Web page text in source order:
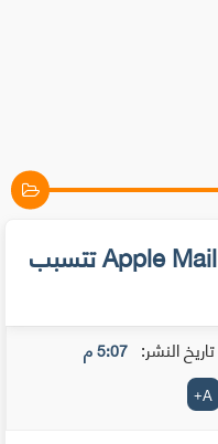
بالفيديو: اكتشاف ثغرة في Apple Mail تتسبب
تاريخ النشر: 5:07 م
A
+